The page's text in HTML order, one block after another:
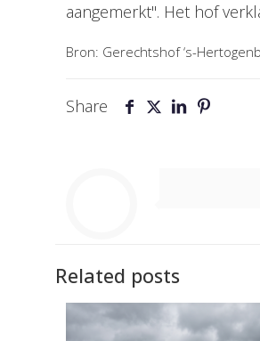
aangemerkt". Het hof
Bron: Gerechtshof ‘s-
Share
Related posts